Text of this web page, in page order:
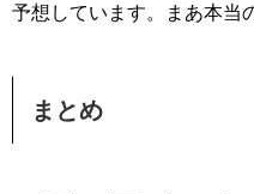
予想しています。まあ本当
まとめ